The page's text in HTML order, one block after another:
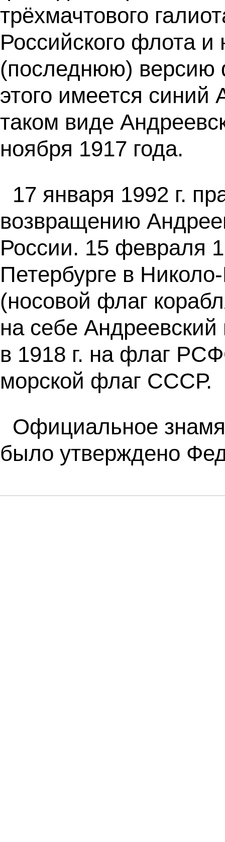
трёхмачтового
Российского флота
(последнюю) версию
этого имеется синий
таком виде
ноября 1917 года.
17 января 1992 г.
возвращению
России. 15 февраля
Петербурге в
(носовой флаг
на себе
в 1918 г. на флаг
морской флаг СССР.
Официальное
было утверждено